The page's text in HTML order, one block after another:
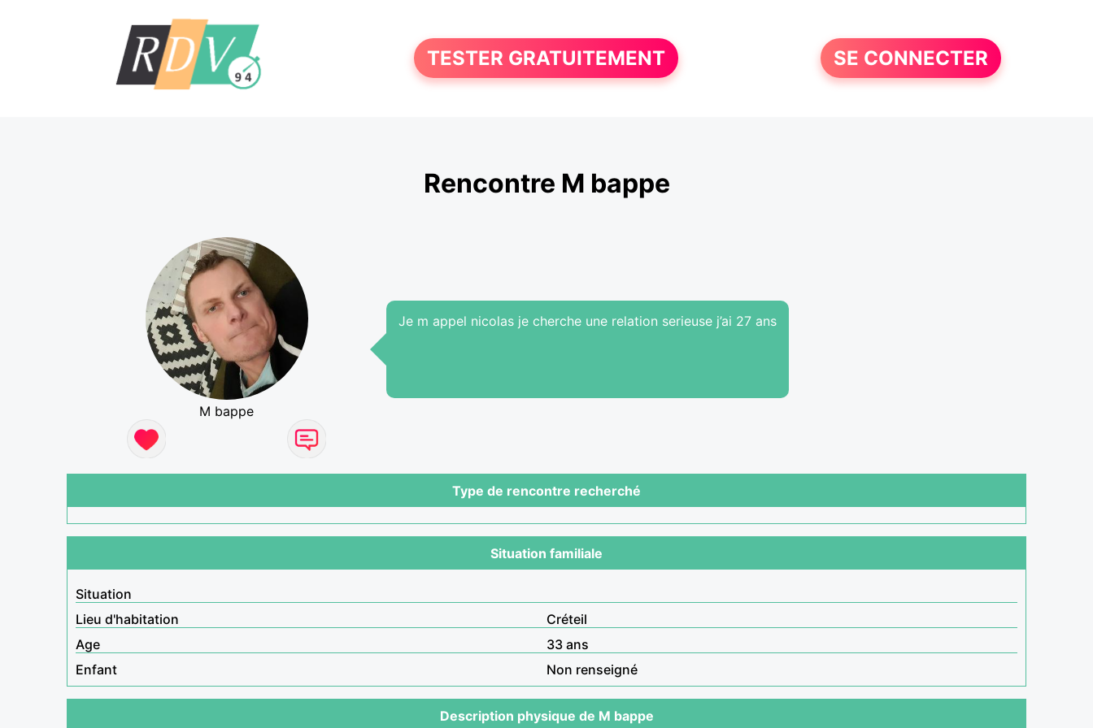
TESTER GRATUITEMENT SE CONNECTER
Rencontre M bappe
M bappe
Je m appel nicolas je cherche une relation serieuse j’ai 27 ans
Type de rencontre recherché
Situation familiale
Situation
Lieu d'habitation
Créteil
Age
33 ans
Enfant
Non renseigné
Description physique de M bappe